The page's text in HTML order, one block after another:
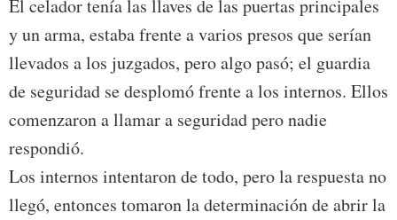
El celador tenía las llaves de las puertas principales
y un arma, estaba frente a varios presos que serían
llevados a los juzgados, pero algo pasó; el guardia
de seguridad se desplomó frente a los internos. Ellos
comenzaron a llamar a seguridad pero nadie
respondió.
Los internos intentaron de todo, pero la respuesta no
llegó, entonces tomaron la determinación de abrir la